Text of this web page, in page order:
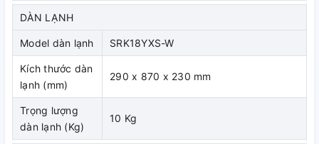
Giúp ngăn chặn các hôi khó chịu như thuốc lá, tất chân, mùi
mùi hôi một cách hiệu quả, mang đến không khí trong lành
và tươi mát.
Bộ lọc khuẩn Enzyme
Enzyme dùng trong bộ lọc này là loại enzyme tính kiềm tự
nhiên sẽ tấn công vào giáp bào của khuẩn trùng tại ô bẫy vi
DÀN LẠNH
Model dàn lạnh SRK18YXS-W
Kích thước dàn
lạnh (mm)
290 x 870 x 230 mm
Trọng lượng
dàn lạnh (Kg)
10 Kg